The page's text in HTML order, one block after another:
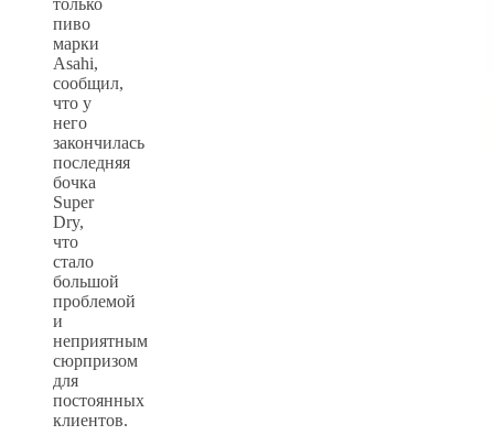
пиво
марки
Asahi,
сообщил,
что у
него
закончилась
последняя
бочка
Super
Dry,
что
стало
большой
проблемой
и
неприятным
сюрпризом
для
постоянных
клиентов.